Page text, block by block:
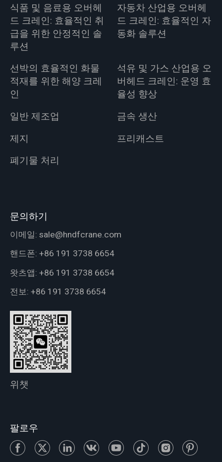
식품 및 음료용 오버헤
드 크레인: 효율적인 취
급을 위한 안정적인 솔
루션
자동차 산업용 오버헤
드 크레인: 효율적인 자
동화 솔루션
선박의 효율적인 화물
적재를 위한 해양 크레
인
석유 및 가스 산업용 오
버헤드 크레인: 운영 효
율성 향상
일반 제조업
금속 생산
제지
프리캐스트
폐기물 처리
문의하기
이메일: sale@hndfcrane.com
핸드폰: +86 191 3738 6654
왓츠앱: +86 191 3738 6654
전보: +86 191 3738 6654
위챗
팔로우